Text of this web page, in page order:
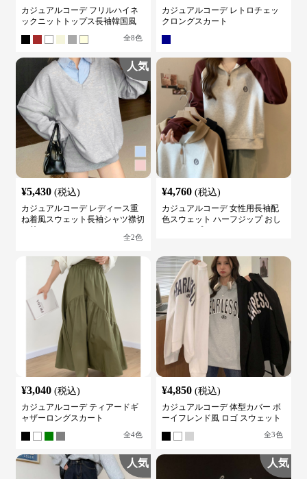
カジュアルコーデ フリルハイネ
ックニットトップス長袖韓国風
全8色
カジュアルコーデ レトロチェッ
クロングスカート
人気
¥5,430 (税込)
カジュアルコーデ レディース重
ね着風スウェット長袖シャツ襟切
全2色
¥4,760 (税込)
カジュアルコーデ 女性用長袖配
色スウェット ハーフジップ おし
¥3,040 (税込)
カジュアルコーデ ティアードギ
ャザーロングスカート
全4色
¥4,850 (税込)
カジュアルコーデ 体型カバー ボ
ーイフレンド風 ロゴ スウェット
全3色
人気 人気